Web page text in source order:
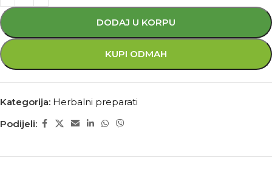
DODAJ U KORPU
KUPI ODMAH
Kategorija: Herbalni preparati
Podijeli: